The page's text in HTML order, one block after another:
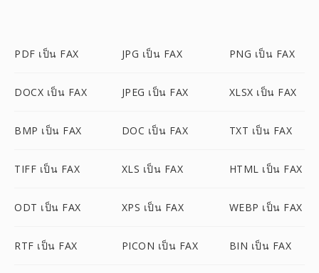
PDF เป็น FAX JPG เป็น FAX PNG เป็น FAX
DOCX เป็น FAX JPEG เป็น FAX XLSX เป็น FAX
BMP เป็น FAX DOC เป็น FAX TXT เป็น FAX
TIFF เป็น FAX XLS เป็น FAX HTML เป็น FAX
ODT เป็น FAX XPS เป็น FAX WEBP เป็น FAX
RTF เป็น FAX PICON เป็น FAX BIN เป็น FAX